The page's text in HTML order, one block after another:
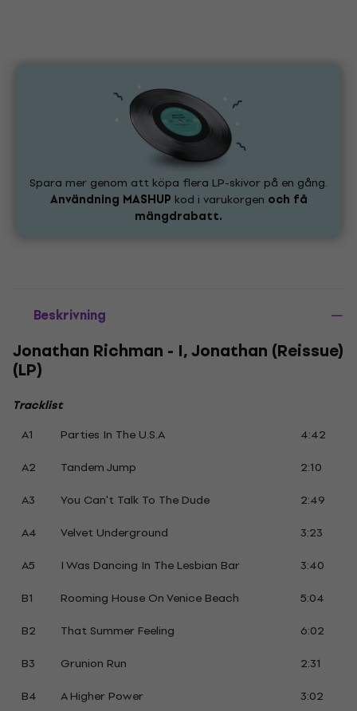
Spara mer genom att köpa flera LP-skivor på en gång.
Användning MASHUP kod i varukorgen och få
mängdrabatt.
Beskrivning
Jonathan Richman - I, Jonathan (Reissue)
(LP)
Tracklist
A1
Parties In The U.S.A
4:42
A2
Tandem Jump
2:10
A3
You Can't Talk To The Dude
2:49
A4
Velvet Underground
3:23
A5
I Was Dancing In The Lesbian Bar
3:40
B1
Rooming House On Venice Beach
5:04
B2
That Summer Feeling
6:02
B3
Grunion Run
2:31
B4
A Higher Power 3:02